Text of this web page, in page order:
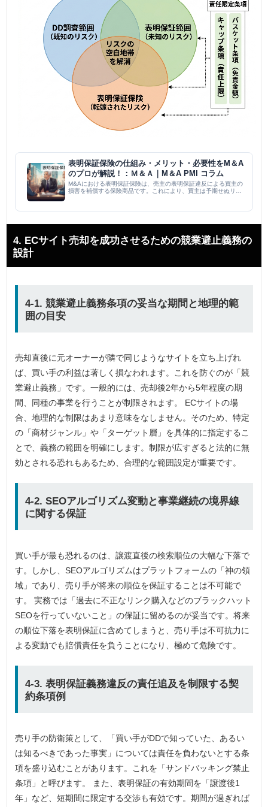
表明保証保険の仕組み・メリット・必要性をM＆A
のプロが解説！：Ｍ＆Ａ｜M＆A PMI コラム
M&Aにおける表明保証保険は、売主の表明保証違反による買主の
損害を補償する保険商品です。これにより、買主は予期せぬリス
複雑な...
4. ECサイト売却を成功させるための競業避止義務の
設計
4-1. 競業避止義務条項の妥当な期間と地理的範
囲の目安
売却直後に元オーナーが隣で同じようなサイトを立ち上げれ
ば、買い手の利益は著しく損なわれます。これを防ぐのが「競
業避止義務」です。一般的には、売却後2年から5年程度の期
間、同種の事業を行うことが制限されます。 ECサイトの場
合、地理的な制限はあまり意味をなしません。そのため、特定
の「商材ジャンル」や「ターゲット層」を具体的に指定するこ
とで、義務の範囲を明確にします。制限が広すぎると法的に無
効とされる恐れもあるため、合理的な範囲設定が重要です。
4-2. SEOアルゴリズム変動と事業継続の境界線
に関する保証
買い手が最も恐れるのは、譲渡直後の検索順位の大幅な下落で
す。しかし、SEOアルゴリズムはプラットフォームの「神の領
域」であり、売り手が将来の順位を保証することは不可能で
す。 実務では「過去に不正なリンク購入などのブラックハット
SEOを行っていないこと」の保証に留めるのが妥当です。将来
の順位下落を表明保証に含めてしまうと、売り手は不可抗力に
よる変動でも賠償責任を負うことになり、極めて危険です。
4-3. 表明保証義務違反の責任追及を制限する契
約条項例
売り手の防衛策として、「買い手がDDで知っていた、あるい
は知るべきであった事実」については責任を負わないとする条
項を盛り込むことがあります。これを「サンドバッキング禁止
条項」と呼びます。 また、表明保証の有効期間を「譲渡後1
年」など、短期間に限定する交渉も有効です。期間が過ぎれば